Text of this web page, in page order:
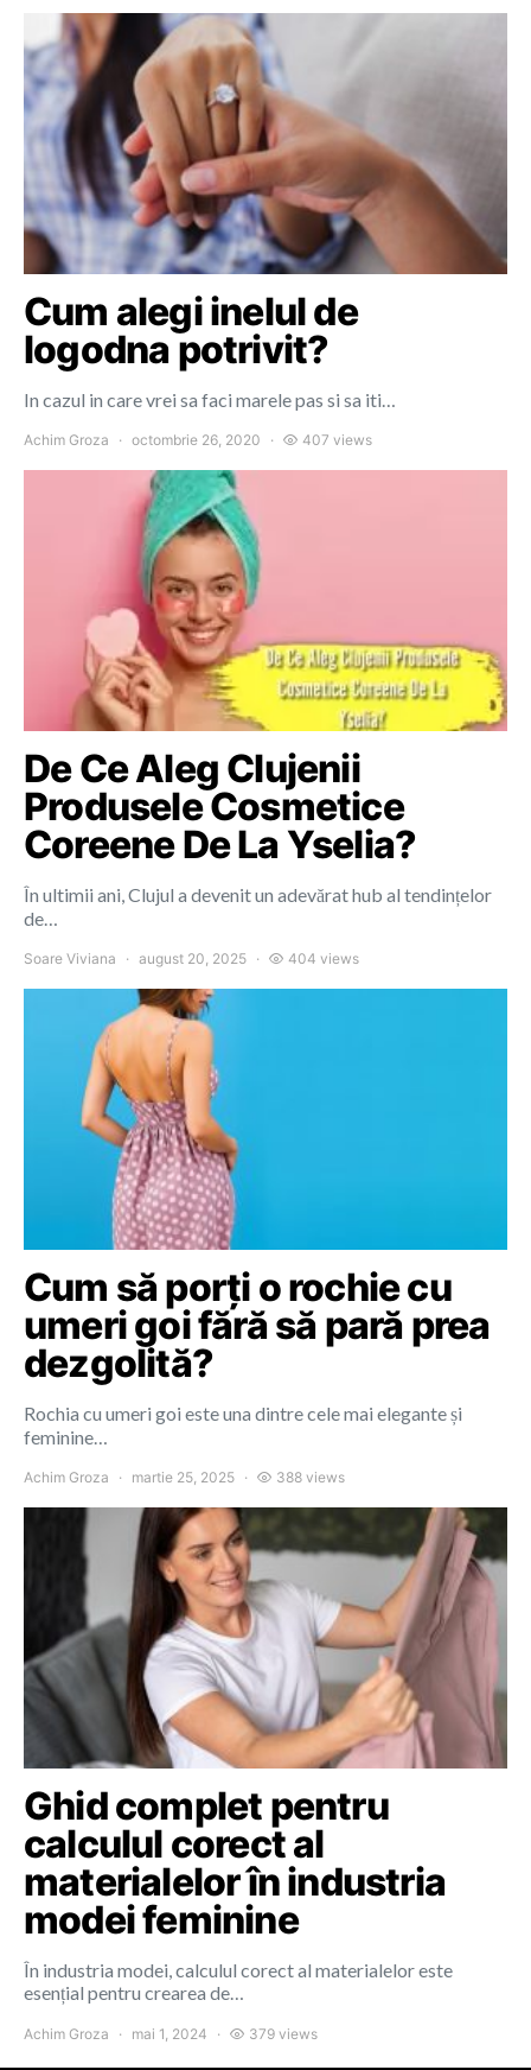
Cum alegi inelul de
logodna potrivit?
In cazul in care vrei sa faci marele pas si sa iti…
Achim Groza octombrie 26, 2020 407 views
De Ce Aleg Clujenii
Produsele Cosmetice
Coreene De La Yselia?
În ultimii ani, Clujul a devenit un adevărat hub al tendințelor
de…
Soare Viviana august 20, 2025 404 views
Cum să porți o rochie cu
umeri goi fără să pară prea
dezgolită?
Rochia cu umeri goi este una dintre cele mai elegante și
feminine…
Achim Groza martie 25, 2025 388 views
Ghid complet pentru
calculul corect al
materialelor în industria
modei feminine
În industria modei, calculul corect al materialelor este
esențial pentru crearea de…
Achim Groza mai 1, 2024 379 views